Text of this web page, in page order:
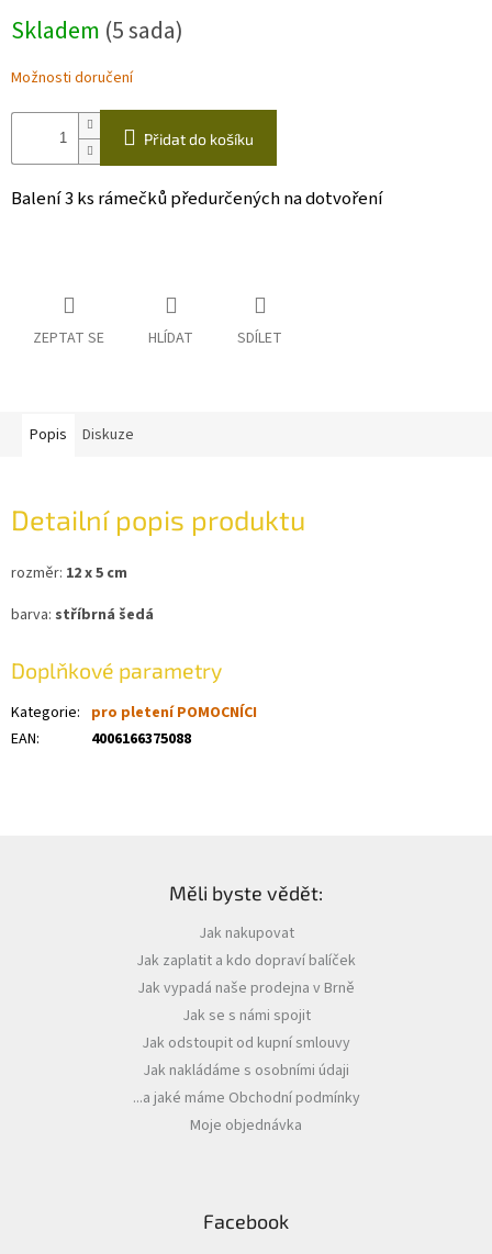
Napište
nám
Provizní
cena:
Skladem (5 sada)
Možnosti doručení
Přidat do košíku
Balení 3 ks rámečků předurčených na dotvoření
ZEPTAT SE HLÍDAT SDÍLET
Popis Diskuze
Detailní popis produktu
rozměr: 12 x 5 cm
barva: stříbrná šedá
Doplňkové parametry
Kategorie: pro pletení POMOCNÍCI
EAN: 4006166375088
Měli byste vědět:
Jak nakupovat
Jak zaplatit a kdo dopraví balíček
Jak vypadá naše prodejna v Brně
Jak se s námi spojit
Jak odstoupit od kupní smlouvy
Jak nakládáme s osobními údaji
...a jaké máme Obchodní podmínky
Moje objednávka
Facebook